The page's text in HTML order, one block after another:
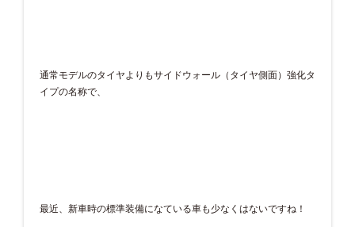
通常モデルのタイヤよりもサイドウォール（タイヤ側面）強化タ
イプの名称で、
最近、新車時の標準装備になている車も少なくはないですね！